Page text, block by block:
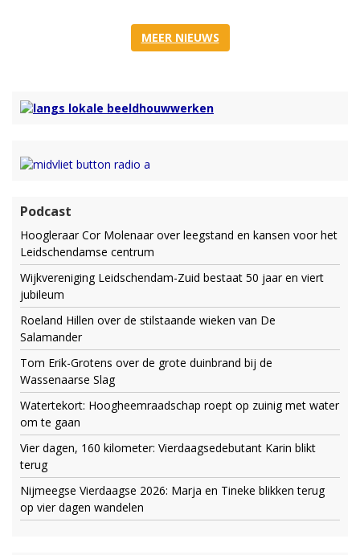
MEER NIEUWS
Podcast
Hoogleraar Cor Molenaar over leegstand en kansen voor het
Leidschendamse centrum
Wijkvereniging Leidschendam-Zuid bestaat 50 jaar en viert
jubileum
Roeland Hillen over de stilstaande wieken van De
Salamander
Tom Erik-Grotens over de grote duinbrand bij de
Wassenaarse Slag
Watertekort: Hoogheemraadschap roept op zuinig met water
om te gaan
Vier dagen, 160 kilometer: Vierdaagsedebutant Karin blikt
terug
Nijmeegse Vierdaagse 2026: Marja en Tineke blikken terug
op vier dagen wandelen